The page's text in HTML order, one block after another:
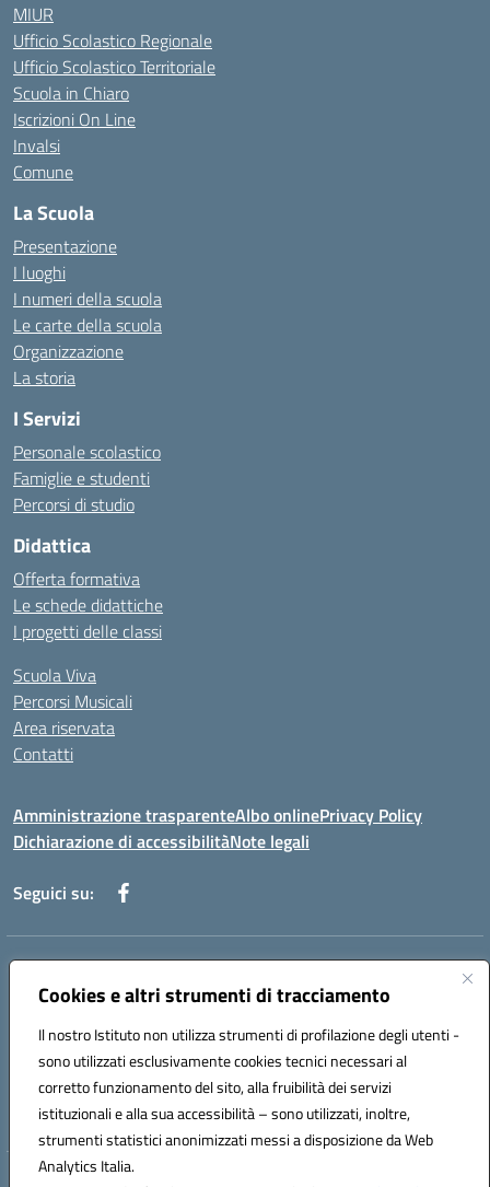
Cookies e altri strumenti di tracciamento
Il nostro Istituto non utilizza strumenti di profilazione degli utenti -
sono utilizzati esclusivamente cookies tecnici necessari al
corretto funzionamento del sito, alla fruibilità dei servizi
istituzionali e alla sua accessibilità – sono utilizzati, inoltre,
strumenti statistici anonimizzati messi a disposizione da Web
Analytics Italia.
MIUR
Ufficio Scolastico Regionale
Ufficio Scolastico Territoriale
Scuola in Chiaro
Iscrizioni On Line
Invalsi
Comune
La Scuola
Presentazione
I luoghi
I numeri della scuola
Le carte della scuola
Organizzazione
La storia
I Servizi
Personale scolastico
Famiglie e studenti
Percorsi di studio
Didattica
Offerta formativa
Le schede didattiche
I progetti delle classi
Scuola Viva
Percorsi Musicali
Area riservata
Contatti
Amministrazione trasparenteAlbo onlinePrivacy Policy
Dichiarazione di accessibilitàNote legali
Seguici su:
Indirizzo:
Centralino:089868360 Email:saic857007@istruzione.it
Codice fiscale: 80025860653
Codice meccanografico:
SAIC857007
Codice Indice delle Pubbliche Amministrazioni (IPA): istsc_saic857007